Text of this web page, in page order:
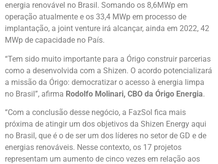
energia renovável no Brasil. Somando os 8,6MWp em
operação atualmente e os 33,4 MWp em processo de
implantação, a joint venture irá alcançar, ainda em 2022, 42
MWp de capacidade no País.
“Tem sido muito importante para a Órigo construir parcerias
como a desenvolvida com a Shizen. O acordo potencializará
a missão da Órigo: democratizar o acesso à energia limpa
no Brasil”, afirma Rodolfo Molinari, CBO da Órigo Energia.
“Com a conclusão desse negócio, a FazSol fica mais
próxima de atingir um dos objetivos da Shizen Energy aqui
no Brasil, que é o de ser um dos líderes no setor de GD e de
energias renováveis. Nesse contexto, os 17 projetos
representam um aumento de cinco vezes em relação aos